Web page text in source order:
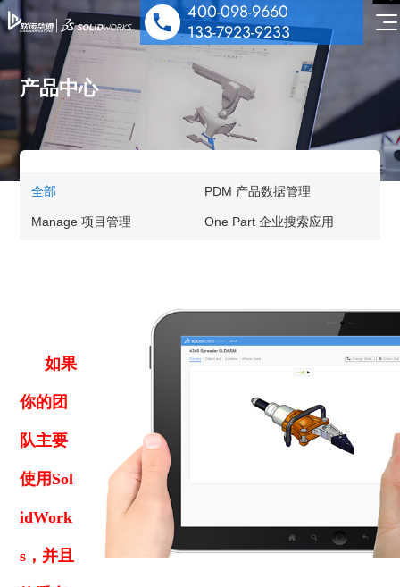
多学科仿真
工业设备解决方案
汽车零部件解决方案
能源与材料解决方案
技术交流
行业案例
就业机会
企业文化
400-098-9660
133-7923-9233
产品中心
全部 PDM 产品数据管理
Manage 项目管理 One Part 企业搜索应用
如果
你的团
队主要
使用Sol
idWork
s，并且